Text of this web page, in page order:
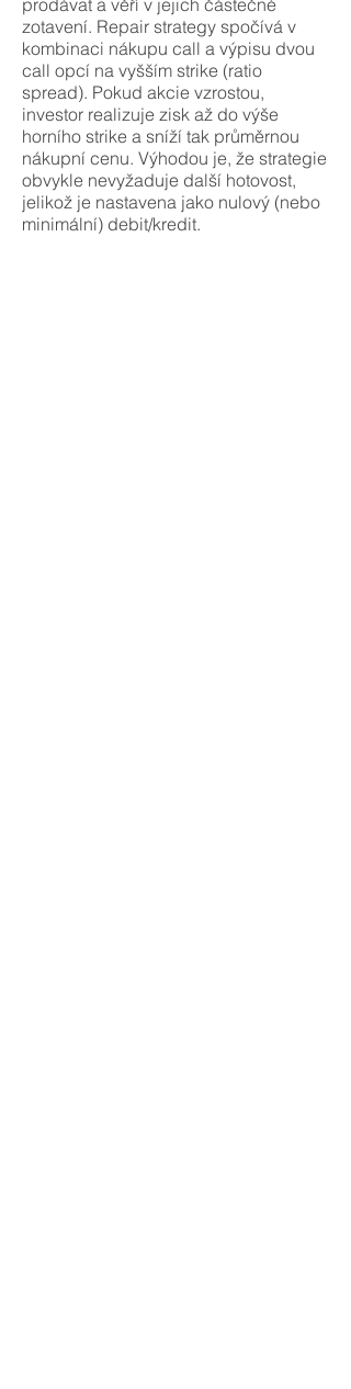
prodávat a věří v jejich částečné
zotavení. Repair strategy spočívá v
kombinaci nákupu call a výpisu dvou
call opcí na vyšším strike (ratio
spread). Pokud akcie vzrostou,
investor realizuje zisk až do výše
horního strike a sníží tak průměrnou
nákupní cenu. Výhodou je, že strategie
obvykle nevyžaduje další hotovost,
jelikož je nastavena jako nulový (nebo
minimální) debit/kredit.